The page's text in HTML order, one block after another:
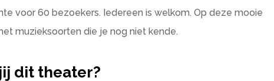
voor 60 bezoekers. Iedereen is welkom. Op deze mooie
muzieksoorten die je nog niet kende.
dit theater?